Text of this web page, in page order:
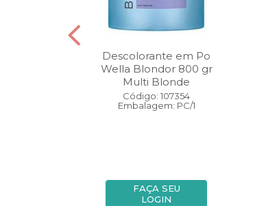
Descolorante em Po
Wella Blondor 800 gr
Multi Blonde
Código: 107354
Embalagem: PC/1
FAÇA SEU
LOGIN